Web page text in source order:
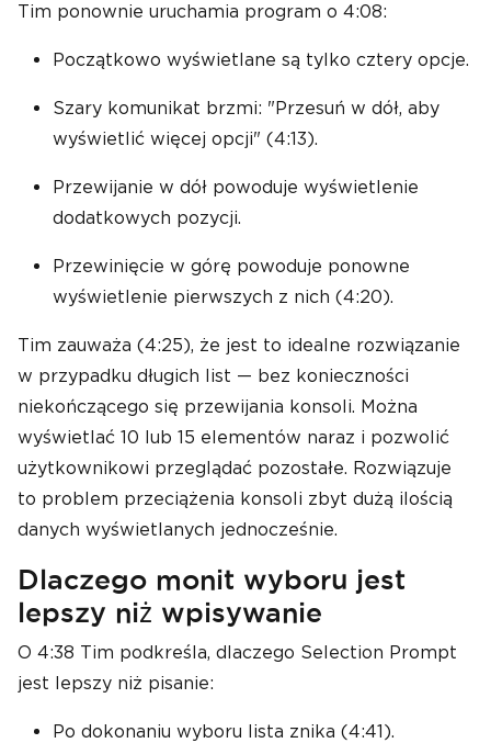
Tim ponownie uruchamia program o 4:08:
Początkowo wyświetlane są tylko cztery opcje.
Szary komunikat brzmi: "Przesuń w dół, aby
wyświetlić więcej opcji" (4:13).
Przewijanie w dół powoduje wyświetlenie
dodatkowych pozycji.
Przewinięcie w górę powoduje ponowne
wyświetlenie pierwszych z nich (4:20).
Tim zauważa (4:25), że jest to idealne rozwiązanie
w przypadku długich list — bez konieczności
niekończącego się przewijania konsoli. Można
wyświetlać 10 lub 15 elementów naraz i pozwolić
użytkownikowi przeglądać pozostałe. Rozwiązuje
to problem przeciążenia konsoli zbyt dużą ilością
danych wyświetlanych jednocześnie.
Dlaczego monit wyboru jest
lepszy niż wpisywanie
O 4:38 Tim podkreśla, dlaczego Selection Prompt
jest lepszy niż pisanie:
Po dokonaniu wyboru lista znika (4:41).